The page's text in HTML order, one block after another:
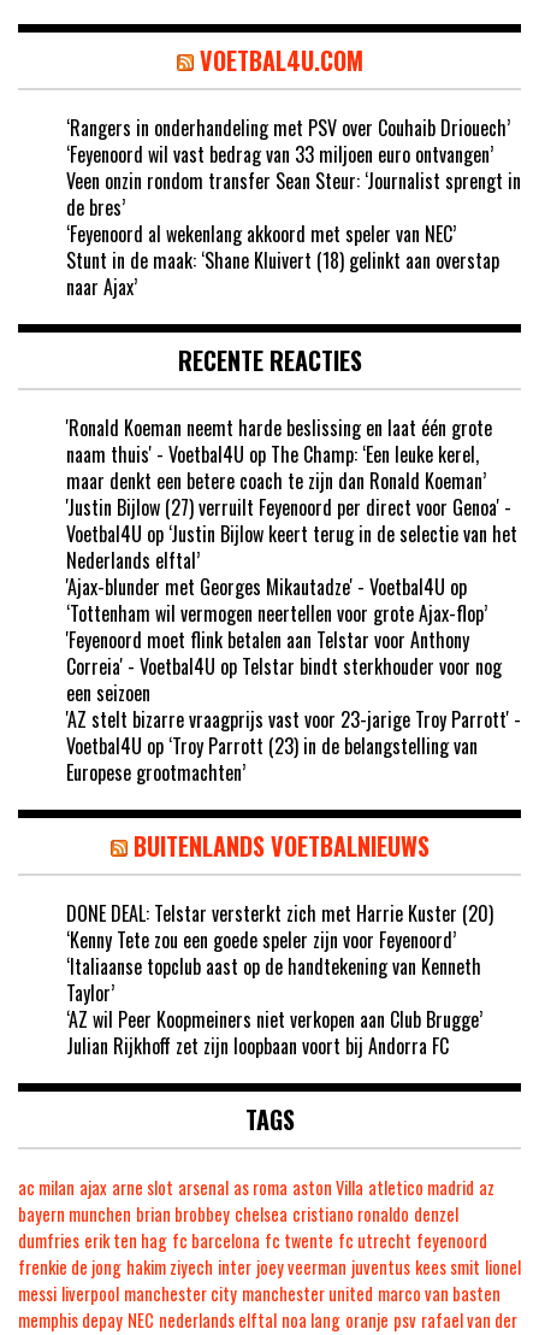
VOETBAL4U.COM
‘Rangers in onderhandeling met PSV over Couhaib Driouech’
‘Feyenoord wil vast bedrag van 33 miljoen euro ontvangen’
Veen onzin rondom transfer Sean Steur: ‘Journalist sprengt in
de bres’
‘Feyenoord al wekenlang akkoord met speler van NEC’
Stunt in de maak: ‘Shane Kluivert (18) gelinkt aan overstap
naar Ajax’
RECENTE REACTIES
'Ronald Koeman neemt harde beslissing en laat één grote
naam thuis' - Voetbal4U op The Champ: ‘Een leuke kerel,
maar denkt een betere coach te zijn dan Ronald Koeman’
'Justin Bijlow (27) verruilt Feyenoord per direct voor Genoa' -
Voetbal4U op ‘Justin Bijlow keert terug in de selectie van het
Nederlands elftal’
'Ajax-blunder met Georges Mikautadze' - Voetbal4U op
‘Tottenham wil vermogen neertellen voor grote Ajax-flop’
'Feyenoord moet flink betalen aan Telstar voor Anthony
Correia' - Voetbal4U op Telstar bindt sterkhouder voor nog
een seizoen
'AZ stelt bizarre vraagprijs vast voor 23-jarige Troy Parrott' -
Voetbal4U op ‘Troy Parrott (23) in de belangstelling van
Europese grootmachten’
BUITENLANDS VOETBALNIEUWS
DONE DEAL: Telstar versterkt zich met Harrie Kuster (20)
‘Kenny Tete zou een goede speler zijn voor Feyenoord’
‘Italiaanse topclub aast op de handtekening van Kenneth
Taylor’
‘AZ wil Peer Koopmeiners niet verkopen aan Club Brugge’
Julian Rijkhoff zet zijn loopbaan voort bij Andorra FC
TAGS
ac milan ajax arne slot arsenal as roma aston Villa atletico madrid az
bayern munchen brian brobbey chelsea cristiano ronaldo denzel
dumfries erik ten hag fc barcelona fc twente fc utrecht feyenoord
frenkie de jong hakim ziyech inter joey veerman juventus kees smit lionel
messi liverpool manchester city manchester united marco van basten
memphis depay NEC nederlands elftal noa lang oranje psv rafael van der